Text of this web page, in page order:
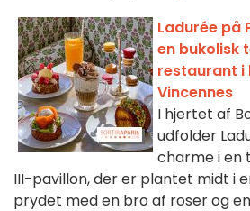
Ladurée på
en bukolisk
restaurant i
Vincennes
I hjertet af
udfolder
charme i en
III-pavillon, der er plantet midt i
prydet med en bro af roser og